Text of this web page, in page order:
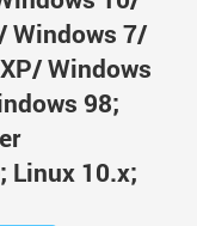
Windows 7/
Windows
98;
Linux 10.x;